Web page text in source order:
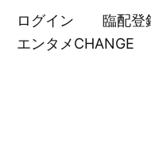
ログイン 臨配登
エンタメCHANGE